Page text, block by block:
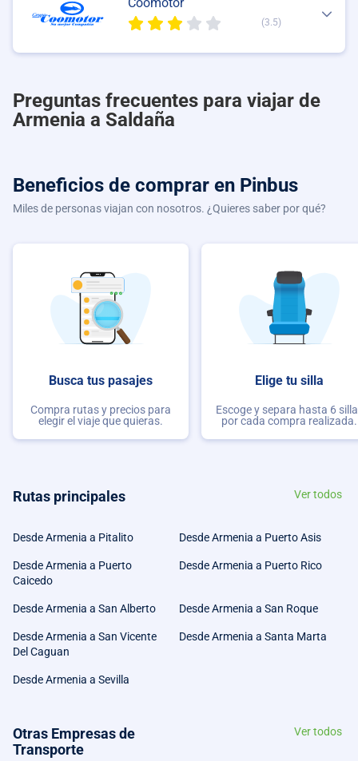
(3.5)
Preguntas frecuentes para viajar de
Armenia a Saldaña
Beneficios de comprar en Pinbus
Miles de personas viajan con nosotros. ¿Quieres saber por qué?
Busca tus pasajes
Compra rutas y precios para
elegir el viaje que quieras.
Elige tu silla
Escoge y separa hasta 6
por cada compra realizada.
Rutas principales Ver todos
Desde Armenia a Pitalito Desde Armenia a Puerto Asis
Desde Armenia a Puerto
Caicedo
Desde Armenia a Puerto Rico
Desde Armenia a San Alberto Desde Armenia a San Roque
Desde Armenia a San Vicente
Del Caguan
Desde Armenia a Santa Marta
Desde Armenia a Sevilla
Otras Empresas de
Transporte
Ver todos